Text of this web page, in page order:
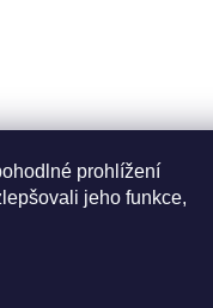
prohlížení
jeho funkce,